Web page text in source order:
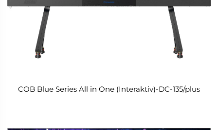
COB Blue Series All in One (Interaktiv)-DC-135/plus